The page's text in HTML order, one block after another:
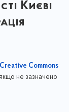
Києві
Creative Commons
не зазначено